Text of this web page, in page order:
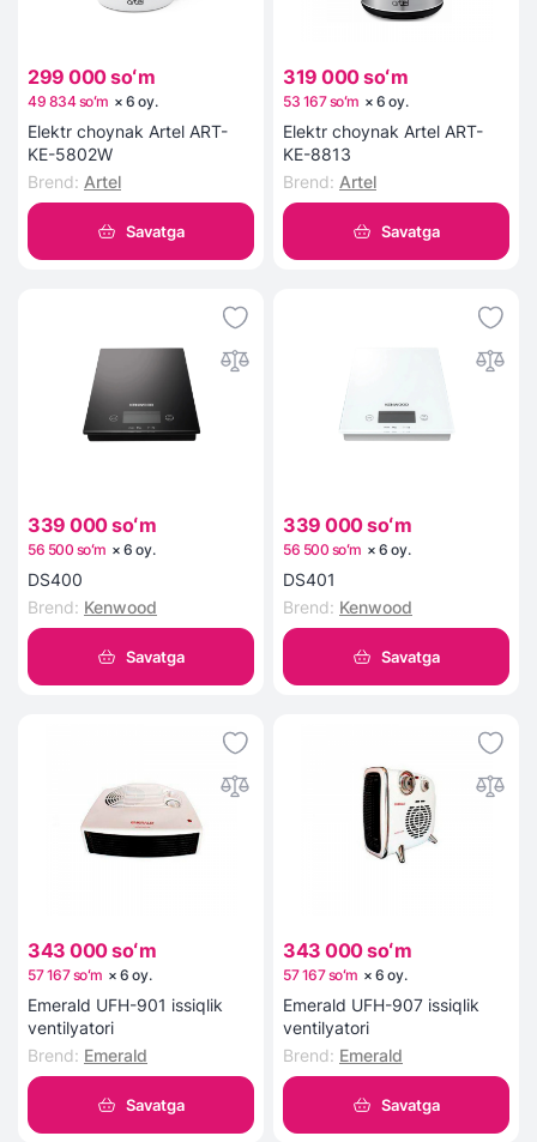
299 000 soʻm
49 834 soʻm ×6 oy.
Elektr choynak Artel ART-
KE-5802W
Brend: Artel
Savatga
319 000 soʻm
53 167 soʻm ×6 oy.
Elektr choynak Artel ART-
KE-8813
Brend: Artel
Savatga
339 000 soʻm
56 500 soʻm ×6 oy.
DS400
Brend: Kenwood
Savatga
339 000 soʻm
56 500 soʻm ×6 oy.
DS401
Brend: Kenwood
Savatga
343 000 soʻm
57 167 soʻm ×6 oy.
Emerald UFH-901 issiqlik
ventilyatori
Brend: Emerald
Savatga
343 000 soʻm
57 167 soʻm ×6 oy.
Emerald UFH-907 issiqlik
ventilyatori
Brend: Emerald
Savatga